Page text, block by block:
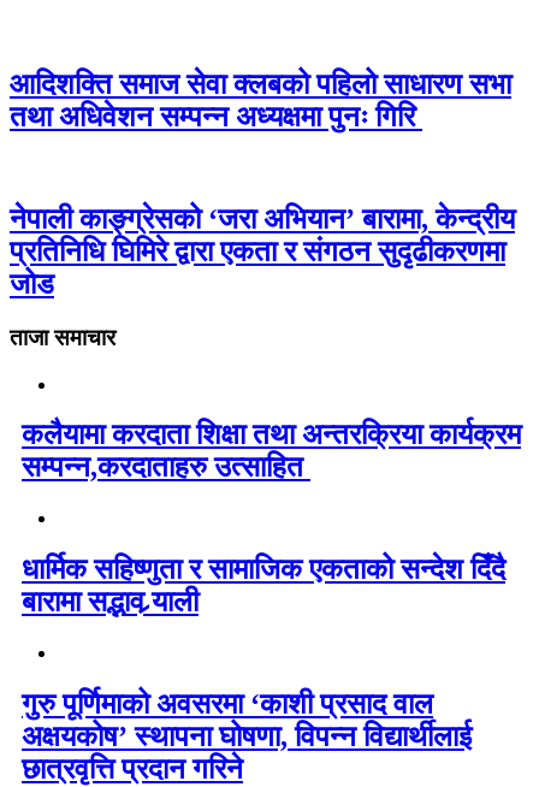
आदिशक्ति समाज सेवा क्लबको पहिलो साधारण सभा
तथा अधिवेशन सम्पन्न अध्यक्षमा पुनः गिरि
नेपाली काङ्ग्रेसको ‘जरा अभियान’ बारामा, केन्द्रीय
प्रतिनिधि घिमिरे द्वारा एकता र संगठन सुदृढीकरणमा
जोड
ताजा समाचार
कलैयामा करदाता शिक्षा तथा अन्तरक्रिया कार्यक्रम
सम्पन्न,करदाताहरु उत्साहित
धार्मिक सहिष्णुता र सामाजिक एकताको सन्देश दिँदै
बारामा सद्भाव र्‍याली
गुरु पूर्णिमाको अवसरमा ‘काशी प्रसाद वाल
अक्षयकोष’ स्थापना घोषणा, विपन्न विद्यार्थीलाई
छात्रवृत्ति प्रदान गरिने